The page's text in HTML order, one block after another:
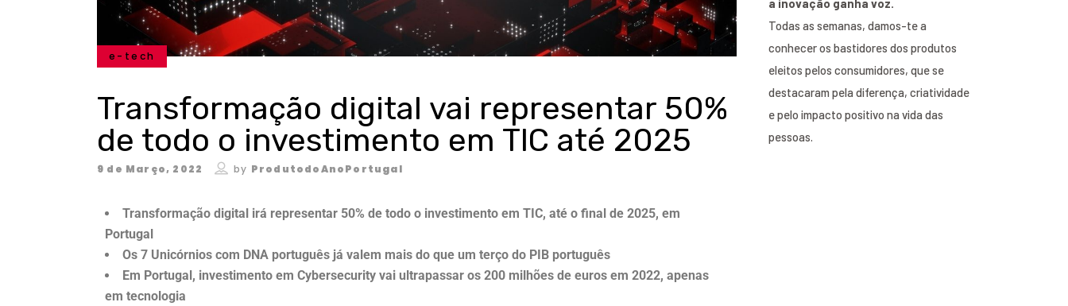
e-tech
Transformação digital vai representar 50%
de todo o investimento em TIC até 2025
9 de Março, 2022 by ProdutodoAnoPortugal
Transformação digital irá representar 50% de todo o investimento em TIC, até o final de 2025, em
Portugal
Os 7 Unicórnios com DNA português já valem mais do que um terço do PIB português
Em Portugal, investimento em Cybersecurity vai ultrapassar os 200 milhões de euros em 2022, apenas
em tecnologia
Todas as semanas, damos-te a
conhecer os bastidores dos produtos
eleitos pelos consumidores, que se
destacaram pela diferença, criatividade
e pelo impacto positivo na vida das
pessoas.